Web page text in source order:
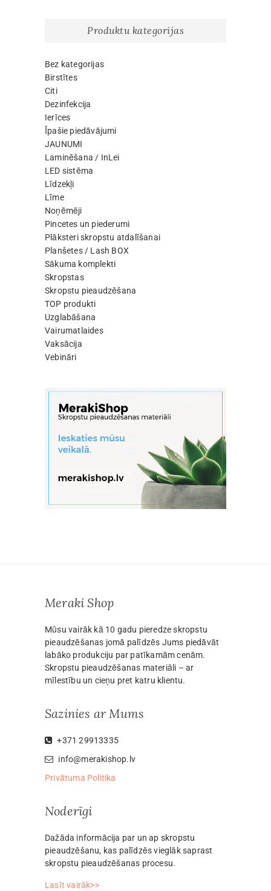
Produktu kategorijas
Bez kategorijas
Birstītes
Citi
Dezinfekcija
Ierīces
Īpašie piedāvājumi
JAUNUMI
Laminēšana / InLei
LED sistēma
Līdzekļi
Līme
Noņēmēji
Pincetes un piederumi
Plāksteri skropstu atdalīšanai
Planšetes / Lash BOX
Sākuma komplekti
Skropstas
Skropstu pieaudzēšana
TOP produkti
Uzglabāšana
Vairumatlaides
Vaksācija
Vebināri
Meraki Shop
Mūsu vairāk kā 10 gadu pieredze skropstu
pieaudzēšanas jomā palīdzēs Jums piedāvāt
labāko produkciju par patīkamām cenām.
Skropstu pieaudzēšanas materiāli – ar
mīlestību un cieņu pret katru klientu.
Sazinies ar Mums
+371 29913335
info@merakishop.lv
Privātuma Politika
Noderīgi
Dažāda informācija par un ap skropstu
pieaudzēšanu, kas palīdzēs vieglāk saprast
skropstu pieaudzēšanas procesu.
Lasīt vairāk>>